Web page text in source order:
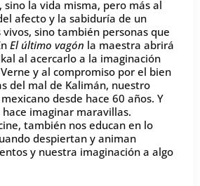
sino la vida misma, pero más al
afecto y la sabiduría de un
sino también personas que
El último vagón la maestra abrirá
al acercarlo a la imaginación
y al compromiso por el bien
del mal de Kalimán, nuestro
desde hace 60 años. Y
imaginar maravillas.
también nos educan en lo
despiertan y animan
y nuestra imaginación a algo